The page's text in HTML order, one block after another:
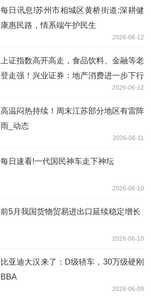
每日讯息!苏州市相城区黄桥街道:深耕健
康惠民路，情系端午护民生
2026-06-12
上证指数高开高走，食品饮料、金融等老
登走强！兴业证券：地产消费进一步下行
2026-06-12
高温闷热持续！周末江苏部分地区有雷阵
雨_动态
2026-06-11
每日速看!一代国民神车走下神坛
2026-06-10
前5月我国货物贸易进出口延续稳定增长
2026-06-10
比亚迪大汉来了：D级轿车，30万级硬刚
BBA
2026-06-09